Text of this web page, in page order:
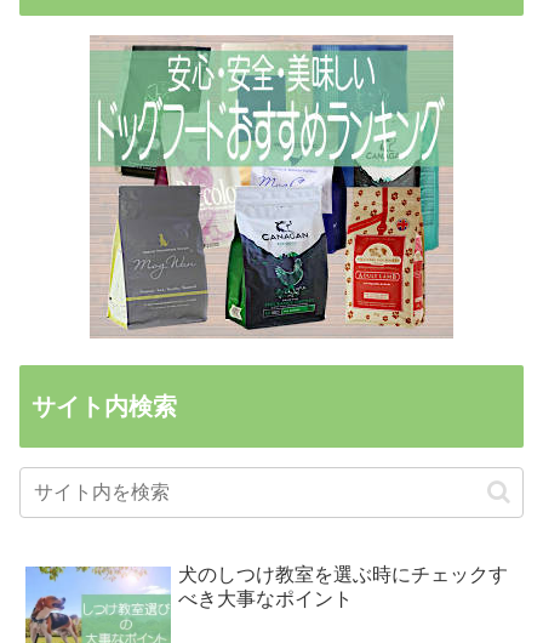
サイト内検索
犬のしつけ教室を選ぶ時にチェックす
べき大事なポイント